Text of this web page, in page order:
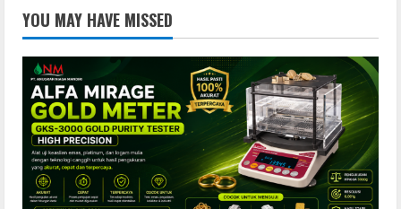
YOU MAY HAVE MISSED